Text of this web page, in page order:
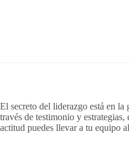
El secreto del liderazgo está en
través de testimonio y
actitud puedes llevar a tu equipo